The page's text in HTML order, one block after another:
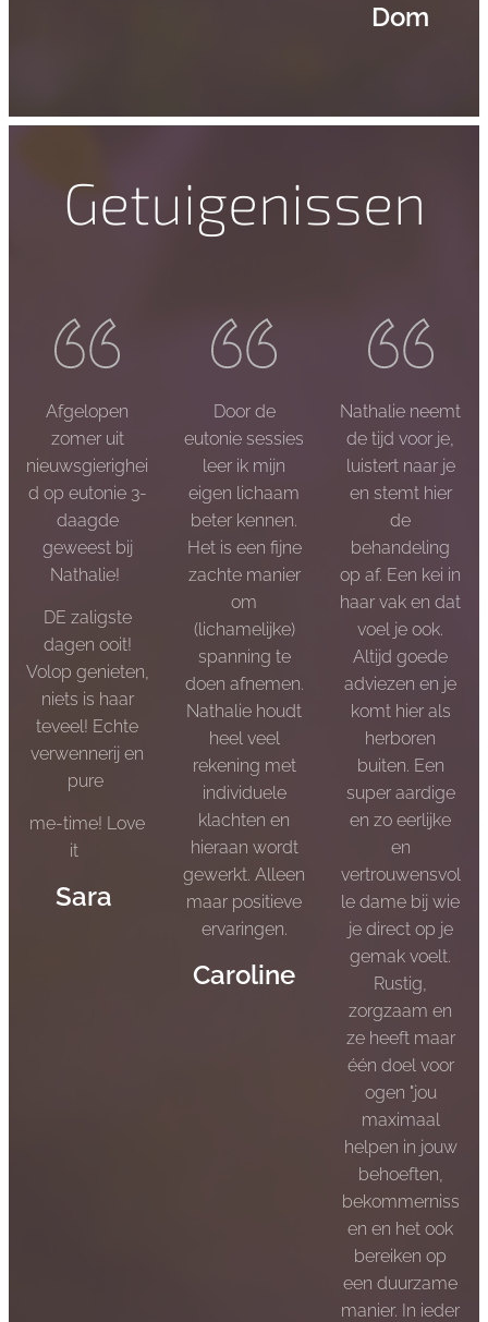
Dom
Getuigenissen
Afgelopen
zomer uit
nieuwsgierighei
d op eutonie 3-
daagde
geweest bij
Nathalie!
DE zaligste
dagen ooit!
Volop genieten,
niets is haar
teveel! Echte
verwennerij en
pure
me-time! Love
it ❤️
Sara
Door de
eutonie sessies
leer ik mijn
eigen lichaam
beter kennen.
Het is een fijne
zachte manier
om
(lichamelijke)
spanning te
doen afnemen.
Nathalie houdt
heel veel
rekening met
individuele
klachten en
hieraan wordt
gewerkt. Alleen
maar positieve
ervaringen.
Caroline
Nathalie neemt
de tijd voor je,
luistert naar je
en stemt hier
de
behandeling
op af. Een kei in
haar vak en dat
voel je ook.
Altijd goede
adviezen en je
komt hier als
herboren
buiten. Een
super aardige
en zo eerlijke
en
vertrouwensvol
le dame bij wie
je direct op je
gemak voelt.
Rustig,
zorgzaam en
ze heeft maar
één doel voor
ogen "jou
maximaal
helpen in jouw
behoeften,
bekommerniss
en en het ook
bereiken op
een duurzame
manier. In ieder